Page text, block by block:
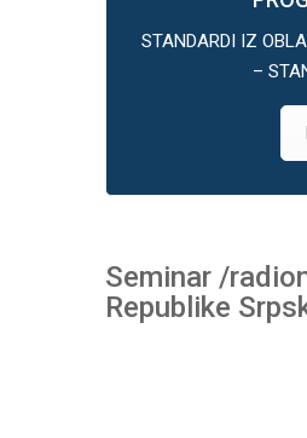
STANDARDI IZ
–
Seminar /
Republike